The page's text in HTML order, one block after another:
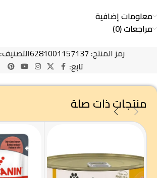
معلومات إضافية
مراجعات (0)
رمز المنتج: 6281001157137التصنيف:
تابع:
منتجات ذات صلة